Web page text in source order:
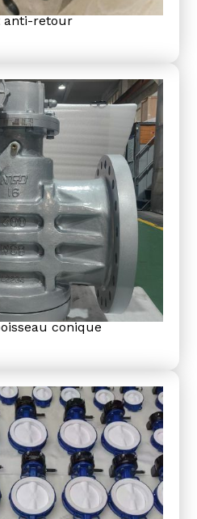
anti-retour
conique